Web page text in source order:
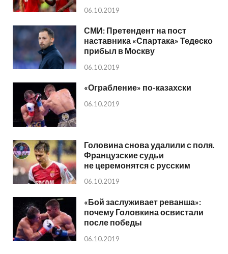
06.10.2019
СМИ: Претендент на пост
наставника «Спартака» Тедеско
прибыл в Москву
06.10.2019
«Ограбление» по-казахски
06.10.2019
Головина снова удалили с поля.
Французские судьи
не церемонятся с русским
06.10.2019
«Бой заслуживает реванша»:
почему Головкина освистали
после победы
06.10.2019